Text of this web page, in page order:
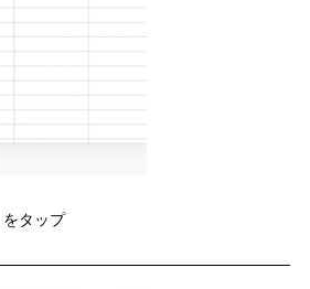
タップ